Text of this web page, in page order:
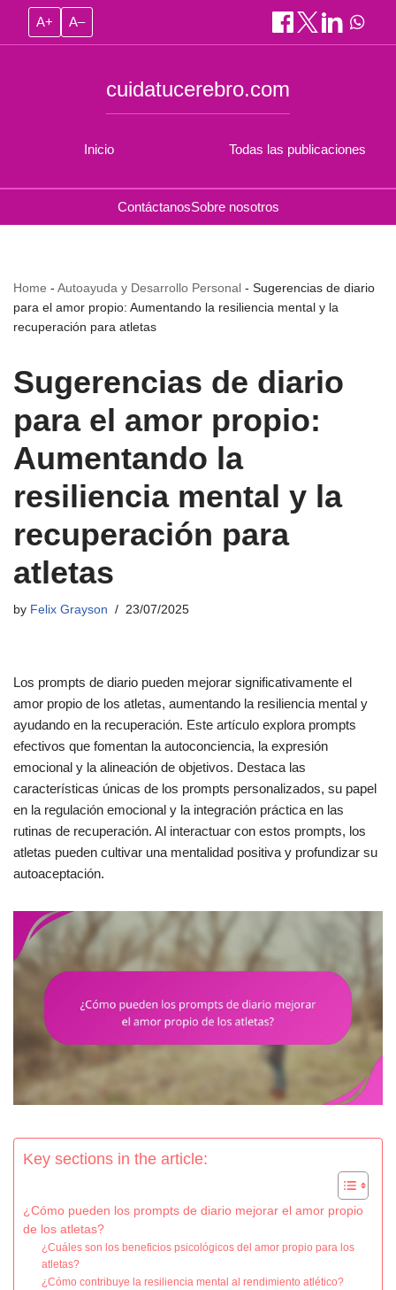
A+ A–
Inicio
cuidatucerebro.com
Todas las publicaciones
ContáctanosSobre nosotros
Home - Autoayuda y Desarrollo Personal - Sugerencias de diario
para el amor propio: Aumentando la resiliencia mental y la
recuperación para atletas
Sugerencias de diario
para el amor propio:
Aumentando la
resiliencia mental y la
recuperación para
atletas
by Felix Grayson 23/07/2025
Los prompts de diario pueden mejorar significativamente el
amor propio de los atletas, aumentando la resiliencia mental y
ayudando en la recuperación. Este artículo explora prompts
efectivos que fomentan la autoconciencia, la expresión
emocional y la alineación de objetivos. Destaca las
características únicas de los prompts personalizados, su papel
en la regulación emocional y la integración práctica en las
rutinas de recuperación. Al interactuar con estos prompts, los
atletas pueden cultivar una mentalidad positiva y profundizar su
autoaceptación.
Key sections in the article:
¿Cómo pueden los prompts de diario mejorar el amor propio
de los atletas?
¿Cuáles son los beneficios psicológicos del amor propio para los
atletas?
¿Cómo contribuye la resiliencia mental al rendimiento atlético?